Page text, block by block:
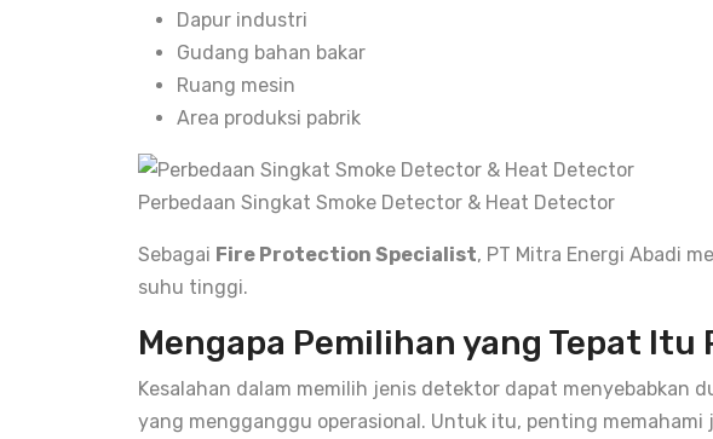
Dapur industri
Gudang bahan bakar
Ruang mesin
Area produksi pabrik
Perbedaan Singkat Smoke Detector & Heat Detector
Sebagai Fire Protection Specialist, PT Mitra Energi Abadi
suhu tinggi.
Mengapa Pemilihan yang Tepat Itu
Kesalahan dalam memilih jenis detektor dapat menyebabkan
yang mengganggu operasional. Untuk itu, penting